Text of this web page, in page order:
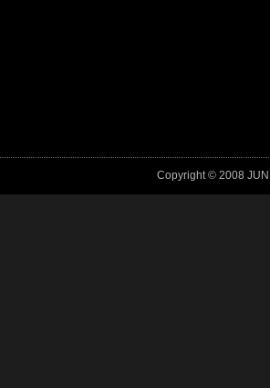
Copyright © 2008